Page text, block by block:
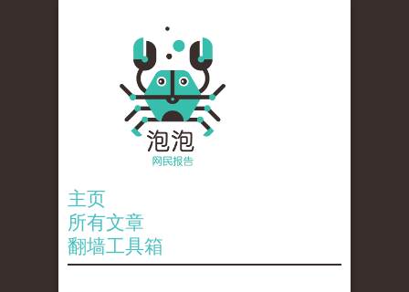
主页
所有文章
翻墙工具箱